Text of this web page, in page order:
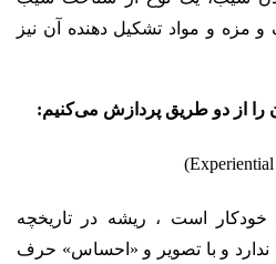
مزه و مواد تشکیل دهنده آن نیز
را از دو طریق پردازش می‌کنیم:
است ، ریشه در تاریخچه
ندارد و با تصویر و «احساس» حرف